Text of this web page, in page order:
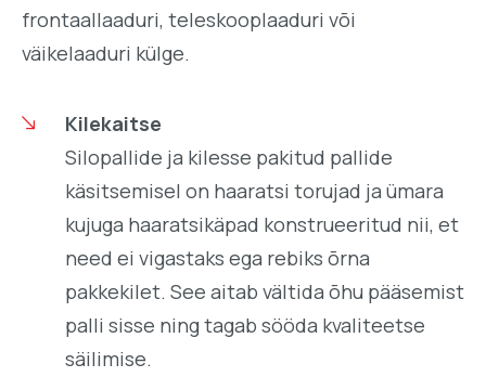
frontaallaaduri, teleskooplaaduri või
väikelaaduri külge.
Kilekaitse
Silopallide ja kilesse pakitud pallide
käsitsemisel on haaratsi torujad ja ümara
kujuga haaratsikäpad konstrueeritud nii, et
need ei vigastaks ega rebiks õrna
pakkekilet. See aitab vältida õhu pääsemist
palli sisse ning tagab sööda kvaliteetse
säilimise.